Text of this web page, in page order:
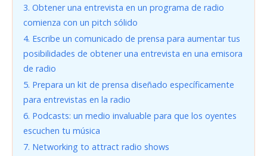
3. Obtener una entrevista en un programa de radio
comienza con un pitch sólido
4. Escribe un comunicado de prensa para aumentar tus
posibilidades de obtener una entrevista en una emisora
de radio
5. Prepara un kit de prensa diseñado específicamente
para entrevistas en la radio
6. Podcasts: un medio invaluable para que los oyentes
escuchen tu música
7. Networking to attract radio shows